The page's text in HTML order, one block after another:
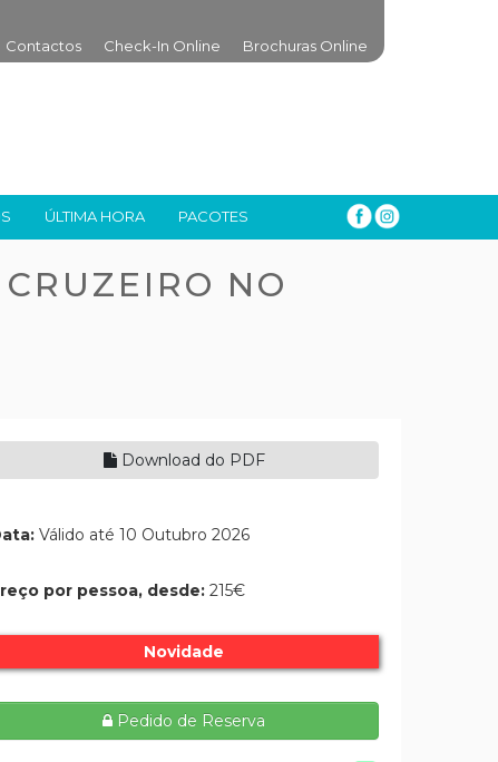
Contactos Check-In Online Brochuras Online
ÚLTIMA HORA PACOTES
NO
Download do PDF
Válido até 10 Outubro 2026
por pessoa, desde: 215€
Novidade
Pedido de Reserva